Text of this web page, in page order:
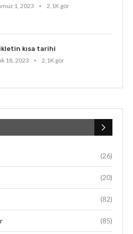
1, 2023
2,1K gör
kısa tarihi
18, 2023
2,1K gör
(26)
(20)
(82)
(85)